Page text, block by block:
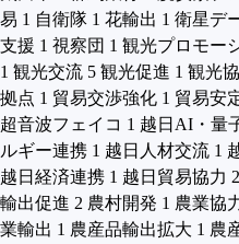
易 1 自衛隊 1 花輸出 1 衛星デ
支援 1 視察団 1 観光プロモー
1 観光交流 5 観光促進 1 観光
拠点 1 貿易交渉強化 1 貿易安
超音波フェイコ 1 越日AI・量
ルギー連携 1 越日人材交流 1
越日経済連携 1 越日貿易協力 2
輸出促進 2 農村開発 1 農業協
業輸出 1 農産品輸出拡大 1 農